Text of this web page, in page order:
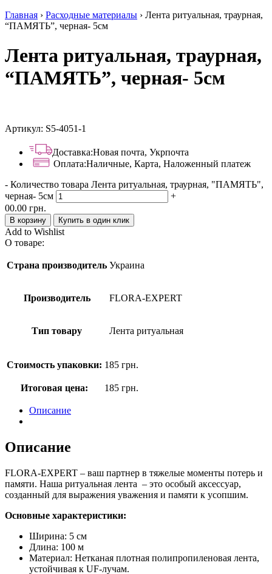
Главная › Расходные материалы › Лента ритуальная, траурная,
“ПАМЯТЬ”, черная- 5см
Лента ритуальная, траурная,
“ПАМЯТЬ”, черная- 5см
Артикул: S5-4051-1
Доставка:Новая почта, Укрпочта
Оплата:Наличные, Карта, Наложенный платеж
- Количество товара Лента ритуальная, траурная, "ПАМЯТЬ",
черная- 5см
+
00.00 грн.
В корзину Купить в один клик
Add to Wishlist
О товаре:
Страна производитель Украина
Производитель FLORA-EXPERT
Тип товару Лента ритуальная
Стоимость упаковки: 185 грн.
Итоговая цена: 185 грн.
Описание
Описание
FLORA-EXPERT – ваш партнер в тяжелые моменты потерь и
памяти. Наша ритуальная лента – это особый аксессуар,
созданный для выражения уважения и памяти к усопшим.
Основные характеристики:
Ширина: 5 см
Длина: 100 м
Материал: Нетканая плотная полипропиленовая лента,
устойчивая к UF-лучам.